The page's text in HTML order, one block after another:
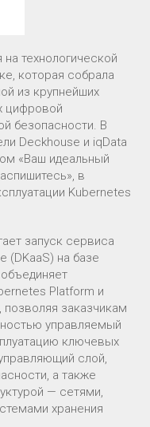
технологической
которая собрала
из крупнейших
цифровой
безопасности. В
Deckhouse и iqData
«Ваш идеальный
в
Kubernetes
запуск сервиса
(DKaaS) на базе
Platform и
заказчикам
управляемый
ключевых
слой,
а также
— сетями,
хранения